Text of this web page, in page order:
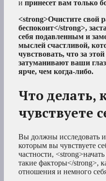
и принесет вам только
<strong>Очистите свой
беспокоит</strong>,
себя подавленным и
мыслей счастливой,
чувствовать, что за
затуманивают ваши
ярче, чем когда-либо.
Что делать,
чувствуете
Вы должны исследовать
которым вы чувствуете
частности,
такие факторы</strong>,
отношения и немного